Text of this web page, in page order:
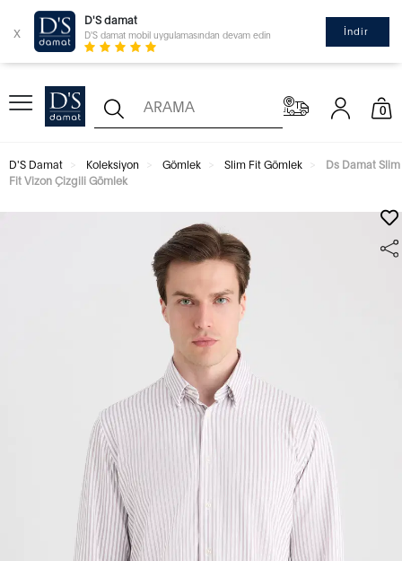
x
D'S damat
D'S damat mobil uygulamasından devam edin İndir
0
D'S Damat Koleksiyon Gömlek Slim Fit Gömlek
Ds Damat Slim
Fit Vizon Çizgili Gömlek